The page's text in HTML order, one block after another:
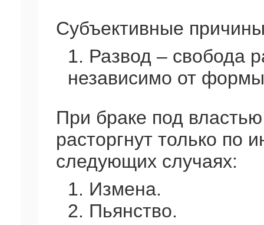
Субъективные
1. Развод – свобода
независимо от
При браке под
расторгнут только по
следующих случаях:
1. Измена.
2. Пьянство.